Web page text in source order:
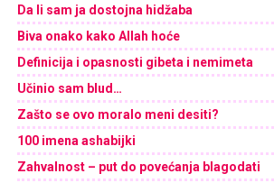
Da li sam ja dostojna hidžaba
Biva onako kako Allah hoće
Definicija i opasnosti gibeta i nemimeta
Učinio sam blud…
Zašto se ovo moralo meni desiti?
100 imena ashabijki
Zahvalnost – put do povećanja blagodati